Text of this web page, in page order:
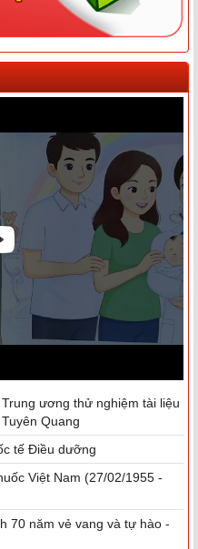
ương thử nghiệm tài liệu
Quang
tế Điều dưỡng
Việt Nam (27/02/1955 -
70 năm vẻ vang và tự hào -